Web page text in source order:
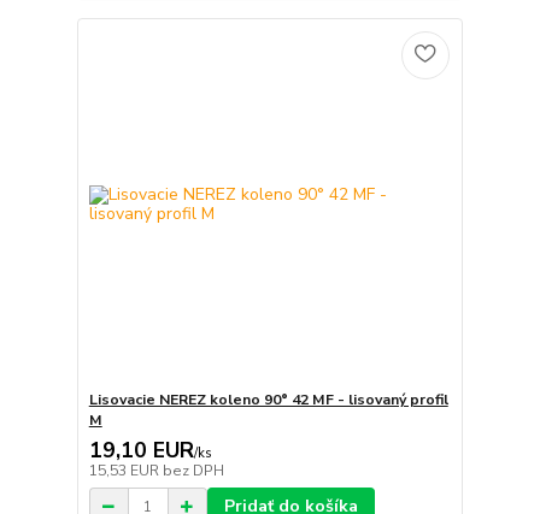
Lisovacie NEREZ koleno 90° 42 MF - lisovaný profil
M
19,10 EUR/ks
15,53 EUR bez DPH
Pridať do košíka